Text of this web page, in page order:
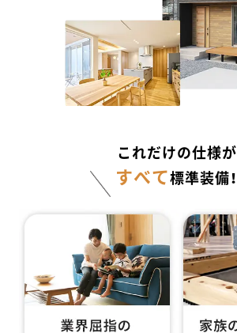
これだけの仕様が
すべて標準装備！